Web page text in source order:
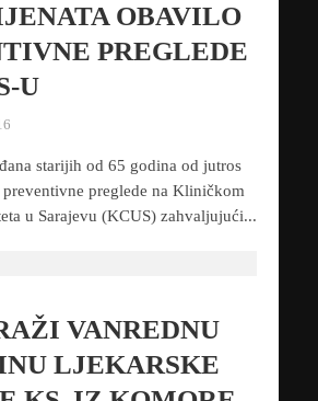
OBAVILO
PREGLEDE
U
starijih od 65 godina od jutros
preglede na Kliničkom
u Sarajevu (KCUS) zahvaljujući...
VANREDNU
LJEKARSKE